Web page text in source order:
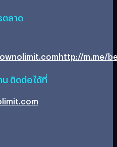
ตลาด
http://m.me/
ติดต่อได้ที่